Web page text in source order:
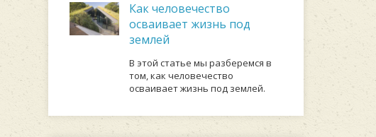
Как человечество
осваивает жизнь под
землей
В этой статье мы разберемся в
том, как человечество
осваивает жизнь под землей.